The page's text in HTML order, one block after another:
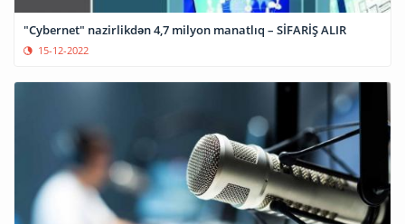
"Cybernet" nazirlikdən 4,7 milyon manatlıq – SİFARİŞ ALIR
15-12-2022